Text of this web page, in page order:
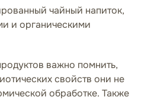
чайный напиток,
и органическими
важно помнить,
свойств они не
обработке. Также